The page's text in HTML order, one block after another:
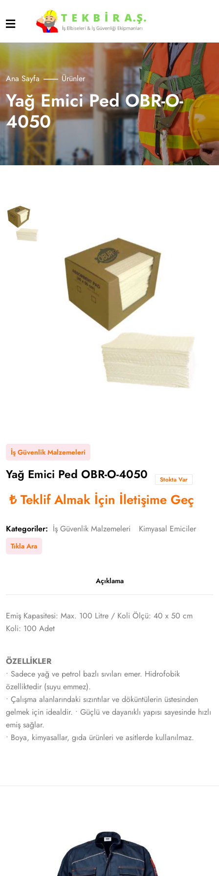
Ana Sayfa Ürünler
Yağ Emici Ped OBR-O-
4050
İş Güvenlik Malzemeleri
Yağ Emici Ped OBR-O-4050 Stokta Var
₺Teklif Almak İçin İletişime Geç
Kategoriler: İş Güvenlik Malzemeleri Kimyasal Emiciler
Tıkla Ara
Açıklama
Emiş Kapasitesi: Max. 100 Litre / Koli Ölçü: 40 x 50 cm
Koli: 100 Adet
ÖZELLİKLER
• Sadece yağ ve petrol bazlı sıvıları emer. Hidrofobik
özelliktedir (suyu emmez).
• Çalışma alanlarındaki sızıntılar ve döküntülerin üstesinden
gelmek için idealdir. • Güçlü ve dayanıklı yapısı sayesinde hızlı
emiş sağlar.
• Boya, kimyasallar, gıda ürünleri ve asitlerde kullanılmaz.